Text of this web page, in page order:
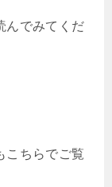
んでみてくだ
こちらでご覧